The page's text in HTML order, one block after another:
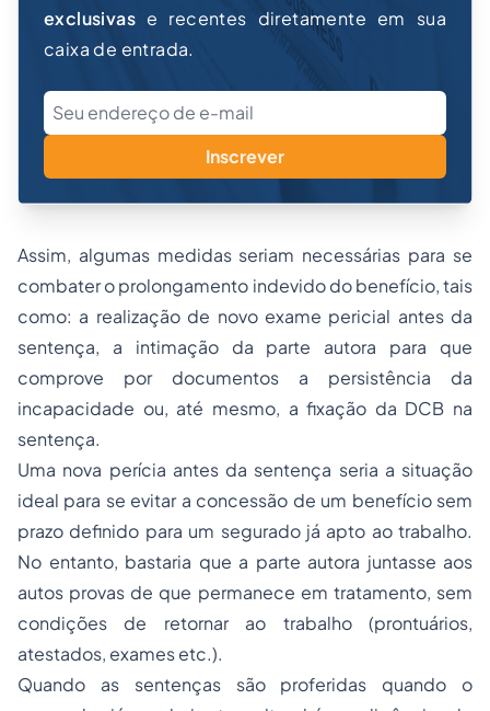
exclusivas e recentes diretamente em sua
caixa de entrada.
Inscrever
Assim, algumas medidas seriam necessárias para se
combater o prolongamento indevido do benefício, tais
como: a realização de novo exame pericial antes da
sentença, a intimação da parte autora para que
comprove por documentos a persistência da
incapacidade ou, até mesmo, a fixação da DCB na
sentença.
Uma nova perícia antes da sentença seria a situação
ideal para se evitar a concessão de um benefício sem
prazo definido para um segurado já apto ao trabalho.
No entanto, bastaria que a parte autora juntasse aos
autos provas de que permanece em tratamento, sem
condições de retornar ao trabalho (prontuários,
atestados, exames etc.).
Quando as sentenças são proferidas quando o